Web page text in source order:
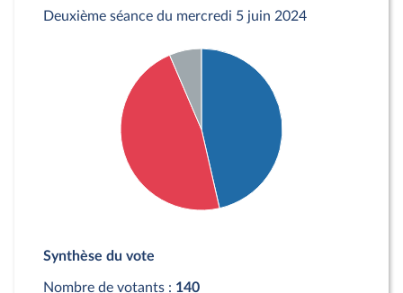
Deuxième séance du mercredi 5 juin 2024
Contre : 66 députés
Synthèse du vote
Nombre de votants : 140